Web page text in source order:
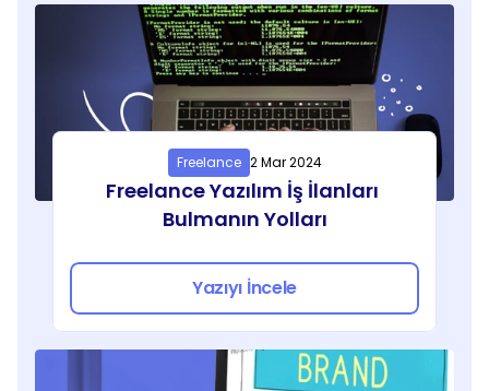
Freelance 2 Mar 2024
Freelance Yazılım İş İlanları
Bulmanın Yolları
Yazıyı İncele